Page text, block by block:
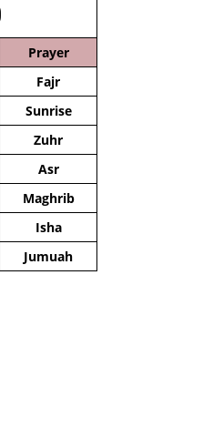
Prayer
Fajr
Sunrise
Zuhr
Asr
Maghrib
Isha
Jumuah